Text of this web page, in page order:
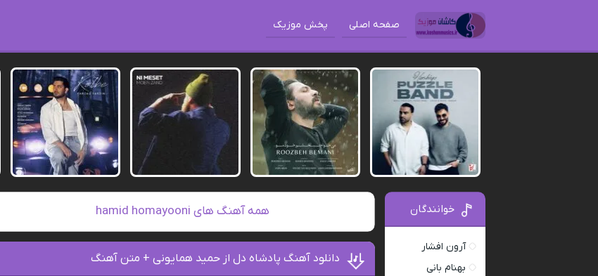
صفحه اصلی پخش موزیک
همه آهنگ های hamid homayooni
دانلود آهنگ پادشاه دل از حمید همایونی + متن آهنگ
خوانندگان
آرون افشار
بهنام بانی